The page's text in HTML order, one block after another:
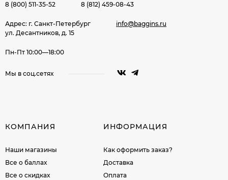
8 (800) 511-35-52 8 (812) 459-08-43
Адрес: г. Санкт-Петербург
ул. Десантников, д. 15
info@baggins.ru
Пн-Пт 10:00—18:00
Мы в соц.сетях
КОМПАНИЯ
Наши магазины
Все о баллах
Все о скидках
ИНФОРМАЦИЯ
Как оформить заказ?
Доставка
Оплата